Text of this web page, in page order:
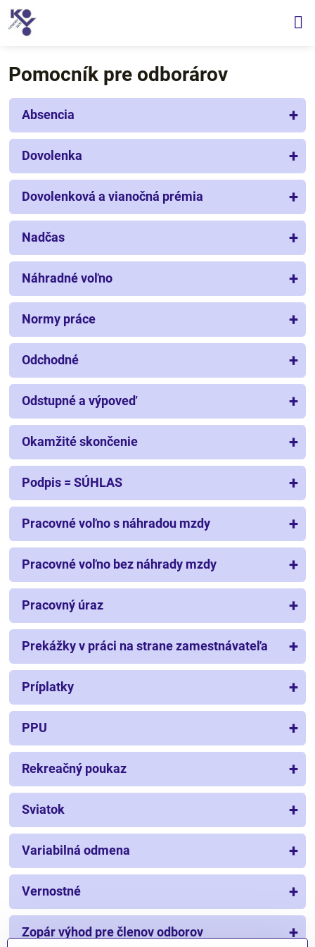
Pomocník pre odborárov
Absencia
Dovolenka
Dovolenková a vianočná prémia
Nadčas
Náhradné voľno
Normy práce
Odchodné
Odstupné a výpoveď
Okamžité skončenie
Podpis = SÚHLAS
Pracovné voľno s náhradou mzdy
Pracovné voľno bez náhrady mzdy
Pracovný úraz
Prekážky v práci na strane zamestnávateľa
Príplatky
PPU
Rekreačný poukaz
Sviatok
Variabilná odmena
Vernostné
Zopár výhod pre členov odborov